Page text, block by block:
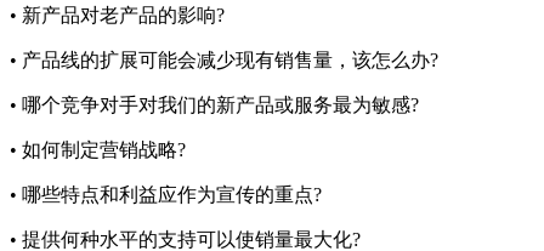
• 新产品对老产品的影响?
• 产品线的扩展可能会减少现有销售量，该怎么办?
• 哪个竞争对手对我们的新产品或服务最为敏感?
• 如何制定营销战略?
• 哪些特点和利益应作为宣传的重点?
• 提供何种水平的支持可以使销量最大化?